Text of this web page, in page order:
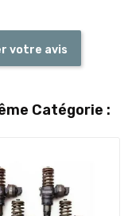
votre avis
Catégorie :